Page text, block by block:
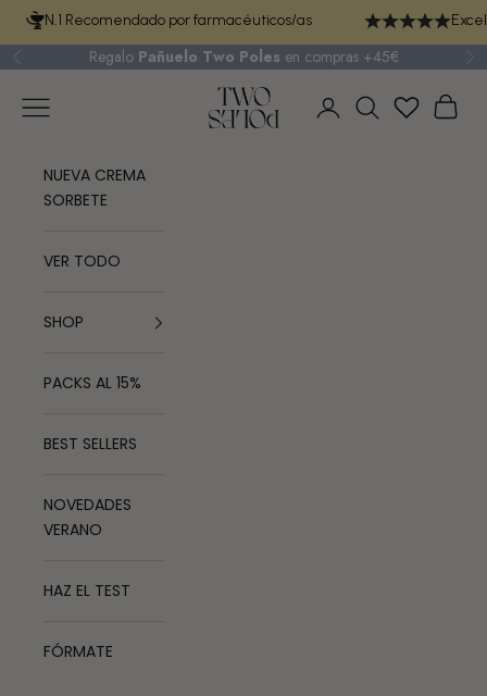
Ir al contenidoN.1 Recomendado por farmacéuticos/as
Anterior Regalo Pañuelo Two Poles en compras +45€
TWO POLES COSMETICS
Menú
Iniciar sesión
Buscar
NUEVA CREMA
SORBETE
VER TODO
SHOP
PACKS AL 15%
BEST SELLERS
NOVEDADES
VERANO
HAZ EL TEST
FÓRMATE